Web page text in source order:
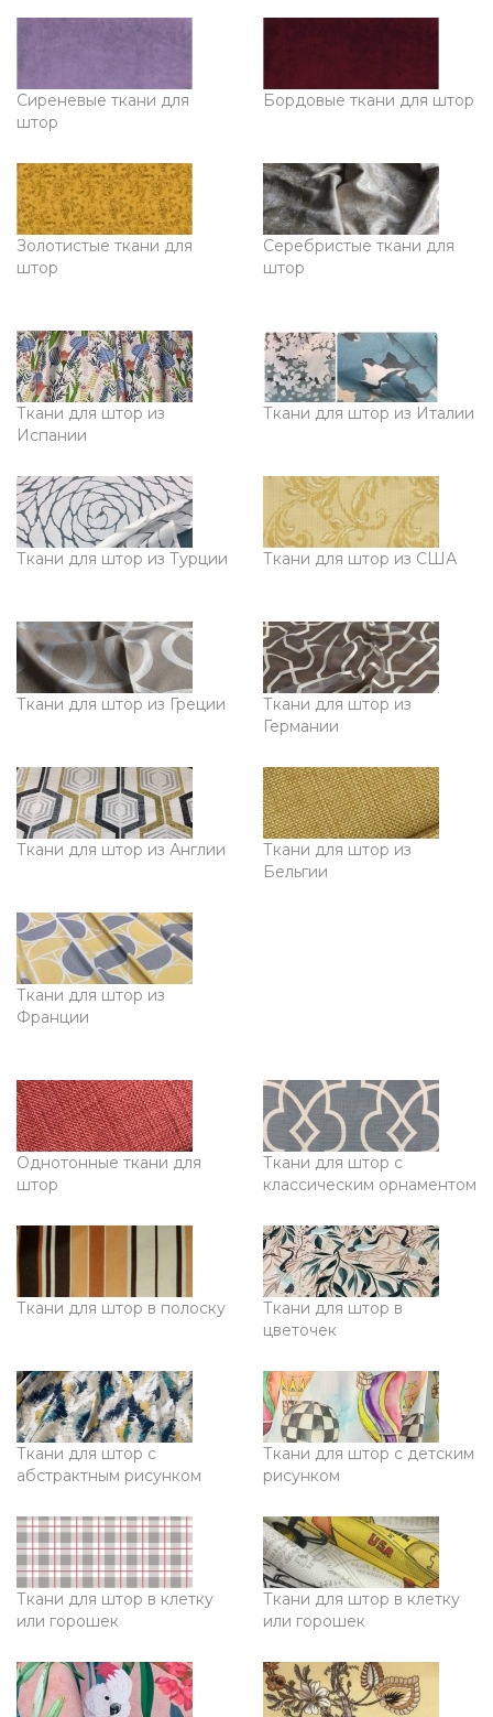
Сиреневые ткани для
штор
Бордовые ткани для штор
Золотистые ткани для
штор
Серебристые ткани для
штор
Ткани для штор из
Испании
Ткани для штор из Италии
Ткани для штор из Турции Ткани для штор из США
Ткани для штор из Греции
Ткани для штор из
Германии
Ткани для штор из Англии
Ткани для штор из
Бельгии
Ткани для штор из
Франции
Однотонные ткани для
штор
Ткани для штор с
классическим орнаментом
Ткани для штор в полоску
Ткани для штор в
цветочек
Ткани для штор с
абстрактным рисунком
Ткани для штор с детским
рисунком
Ткани для штор в клетку
или горошек
Ткани для штор в клетку
или горошек